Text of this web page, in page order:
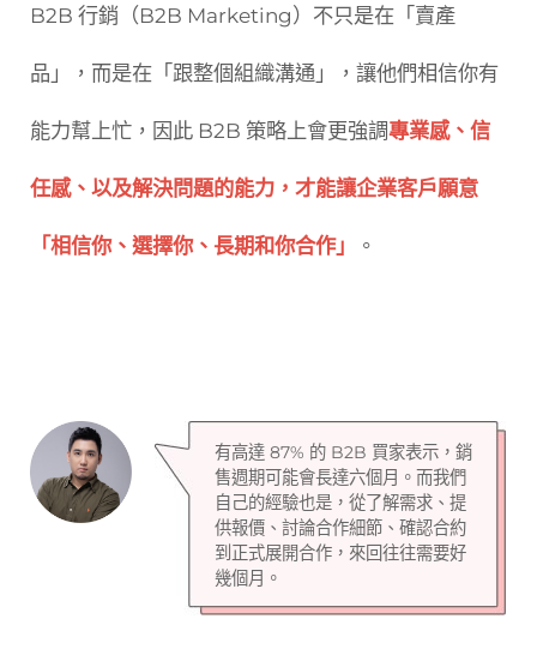
B2B 行銷（B2B Marketing）不只是在「賣產
品」，而是在「跟整個組織溝通」，讓他們相信你有
能力幫上忙，因此 B2B 策略上會更強調專業感、信
任感、以及解決問題的能力，才能讓企業客戶願意
「相信你、選擇你、長期和你合作」 。
有高達 87% 的 B2B 買家表示，銷
售週期可能會長達六個月。而我們
自己的經驗也是，從了解需求、提
供報價、討論合作細節、確認合約
到正式展開合作，來回往往需要好
幾個月。